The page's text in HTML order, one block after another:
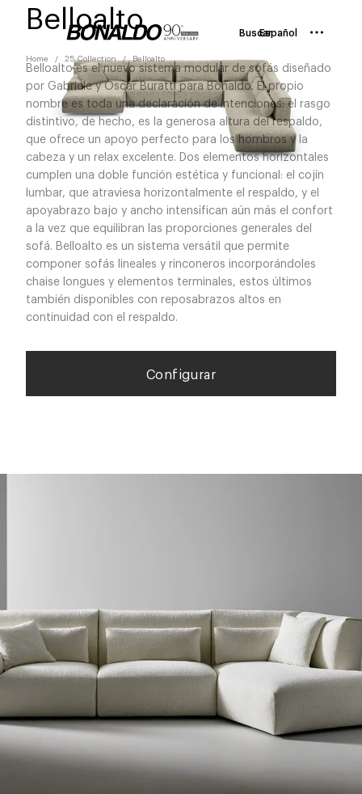
BuscarEspañol
Home 25 Collection Belloalto
Belloalto
Belloalto es el nuevo sistema modular de sofás diseñado
por Gabriele y Oscar Buratti para Bonaldo. El propio
nombre es toda una declaración de intenciones: el rasgo
distintivo, de hecho, es la generosa altura del respaldo,
que ofrece un apoyo perfecto para los hombros y la
cabeza y un relax excelente. Dos elementos horizontales
cumplen una doble función estética y funcional: el cojín
lumbar, que atraviesa horizontalmente el respaldo, y el
apoyabrazo bajo y ancho intensifican aún más el confort
a la vez que equilibran las proporciones generales del
sofá. Belloalto es un sistema versátil que permite
componer sofás lineales y rinconeros incorporándoles
chaise longues y elementos terminales, estos últimos
también disponibles con reposabrazos altos en
continuidad con el respaldo.
Configurar